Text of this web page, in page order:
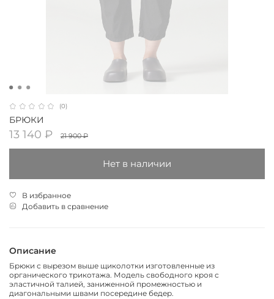
(0)
БРЮКИ
13 140 ₽ 21 900 ₽
Нет в наличии
В избранное
Добавить в сравнение
Описание
Брюки с вырезом выше щиколотки изготовленные из
органического трикотажа. Модель свободного кроя с
эластичной талией, заниженной промежностью и
диагональными швами посередине бедер.